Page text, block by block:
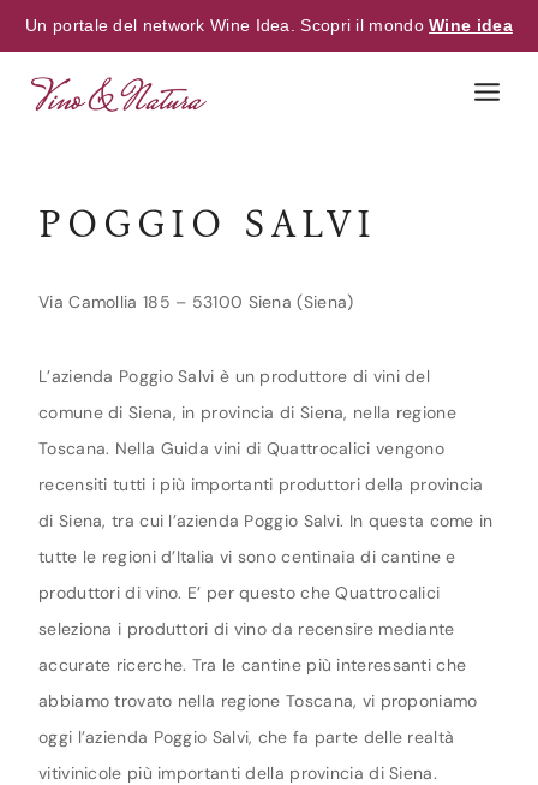
Un portale del network Wine Idea. Scopri il mondoWine idea
POGGIO SALVI
Via Camollia 185 – 53100 Siena (Siena)
L’azienda Poggio Salvi è un produttore di vini del
comune di Siena, in provincia di Siena, nella regione
Toscana. Nella Guida vini di Quattrocalici vengono
recensiti tutti i più importanti produttori della provincia
di Siena, tra cui l’azienda Poggio Salvi. In questa come in
tutte le regioni d’Italia vi sono centinaia di cantine e
produttori di vino. E’ per questo che Quattrocalici
seleziona i produttori di vino da recensire mediante
accurate ricerche. Tra le cantine più interessanti che
abbiamo trovato nella regione Toscana, vi proponiamo
oggi l’azienda Poggio Salvi, che fa parte delle realtà
vitivinicole più importanti della provincia di Siena.